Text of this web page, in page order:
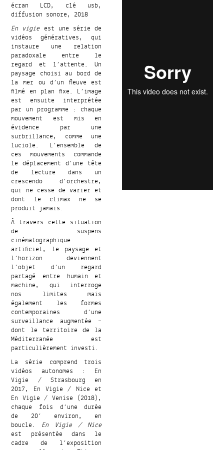
écran LCD, clé usb,
diffusion sonore, 2018
En vigie est une série de
vidéos génératives, qui
instaure une relation
paradoxale entre le
regard et l’attente. Un
paysage choisi au bord de
la mer ou d’un fleuve est
filmé en plan fixe. L’image
est ensuite interprétée
par un programme : chaque
mouvement est mis en
évidence par une
surbrillance, comme une
luciole. L’ensemble de
ces mouvements commande
le déplacement d’une tête
de lecture dans un
crescendo d’orchestre,
qui ne cesse de varier et
dont le climax ne se
produit jamais.
À travers cette situation
de suspens
cinématographique
artificiel, le paysage et
l’horizon deviennent
l’objet d’un regard
partagé entre humain et
machine, qui interroge
nos limites mais
également les formes
contemporaines d’une
surveillance augmentée –
dont le territoire de la
Méditerranée est
particulièrement investi.
La série comprend trois
vidéos autonomes : En
Vigie / Strasbourg en
2017, En Vigie / Nice et
En Vigie / Venise (2018),
chaque fois d’une durée
de 20’ environ, en
boucle. En Vigie / Nice
est présentée dans le
cadre de l’exposition